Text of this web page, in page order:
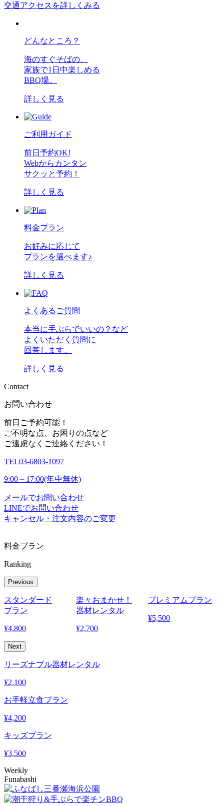
交通アクセスを詳しくみる
どんなところ？
海のすぐそばの、
家族で1日中楽しめる
BBQ場。
詳しく見る
ご利用ガイド
前日予約OK!
Webからカンタン
サクッと予約！
詳しく見る
料金プラン
お好みに応じて
プランを選べます♪
詳しく見る
よくあるご質問
本当に手ぶらでいいの？など
よくいただく質問に
回答します。
詳しく見る
Contact
お問い合わせ
前日ご予約可能！
ご不明な点、お困りの点など
ご遠慮なくご連絡ください！
TEL03-6803-1097
9:00～17:00(年中無休)
メールでお問い合わせ
LINEでお問い合わせ
キャンセル・注文内容のご変更
料金プラン
Ranking
Previous
スタンダード
プラン
¥4,800
楽々おまかせ！
器材レンタル
¥2,700
プレミアムプラン
¥5,500
Next
リーズナブル器材レンタル
¥2,100
お手軽立食プラン
¥4,200
キッズプラン
¥3,500
Weekly
Funabashi